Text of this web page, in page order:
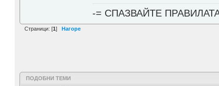
-= СПАЗВАЙТЕ
Страници: [1] Нагоре
ПОДОБНИ ТЕМИ